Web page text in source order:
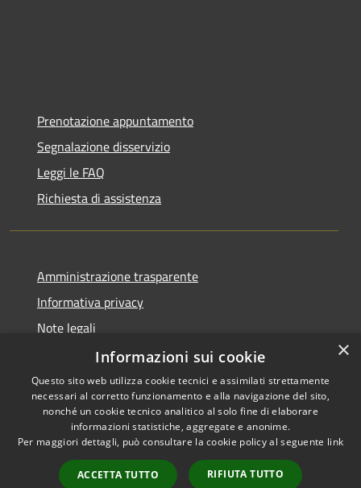
Prenotazione appuntamento
Segnalazione disservizio
Leggi le FAQ
Richiesta di assistenza
Amministrazione trasparente
Informativa privacy
Note legali
Dichiarazione di accessibilità
RSS
Accessibilità
Copyright © 2026 • Comune di
Municipium•
Accesso
×
Informazioni sui cookie
Questo sito web utilizza cookie tecnici e assimilati strettamente
necessari al corretto funzionamento e alla navigazione del sito,
nonché un cookie tecnico analitico al solo fine di elaborare
informazioni statistiche, aggregate e anonime.
Per maggiori dettagli, può consultare la cookie policy al seguente link
ACCETTA TUTTO RIFIUTA TUTTO